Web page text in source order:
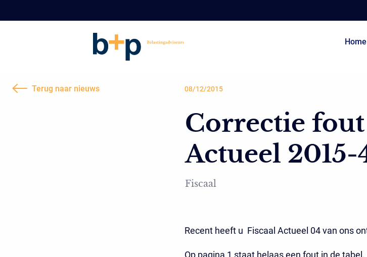
Home
Terug naar nieuws 08/12/2015
Correctie
Actueel 2015-
Fiscaal
Recent heeft u Fiscaal Actueel 04 van ons
Op pagina 1 staat helaas een fout in de